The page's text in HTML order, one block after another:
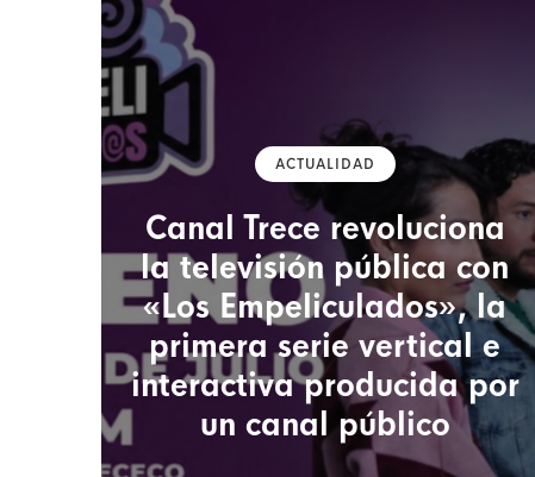
ACTUALIDAD
Canal Trece revoluciona
la televisión pública con
«Los Empeliculados», la
primera serie vertical e
interactiva producida por
un canal público